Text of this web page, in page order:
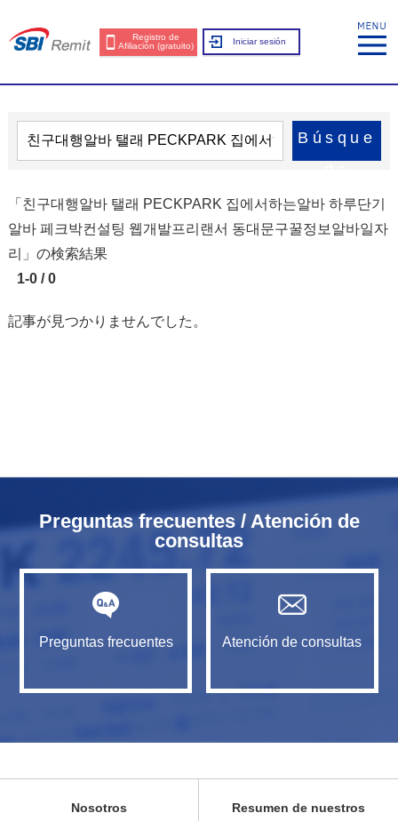
Registro de
Afiliación (gratuito)
Iniciar sesión
Búsque
「친구대행알바 탤래 PECKPARK 집에서하는알바 하루단기
알바 페크박컨설팅 웹개발프리랜서 동대문구꿀정보알바일자
리」の検索結果
1-0 / 0
記事が見つかりませんでした。
Preguntas frecuentes / Atención de
consultas
Preguntas frecuentes Atención de consultas
Nosotros
Resumen de nuestros